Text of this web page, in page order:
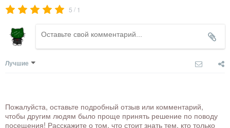
5 / 1
Лучшие
Пожалуйста, оставьте подробный отзыв или комментарий,
чтобы другим людям было проще принять решение по поводу
посещения! Расскажите о том, что стоит знать тем, кто только